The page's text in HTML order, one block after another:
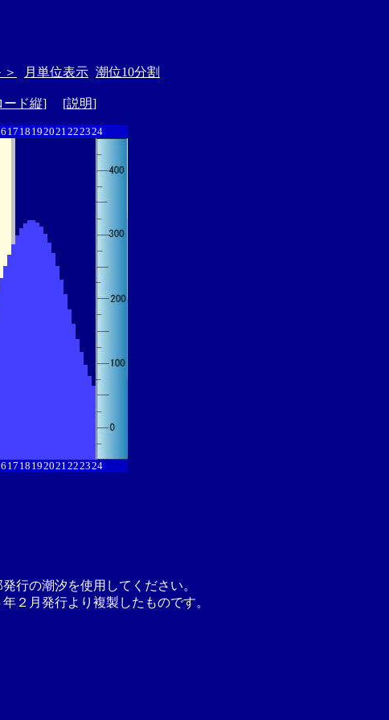
＞ 月単位表示 潮位10分割
ード縦] [説明]
17 18 192021222324
17 18 192021222324
行の潮汐を使用してください。
２月発行より複製したものです。